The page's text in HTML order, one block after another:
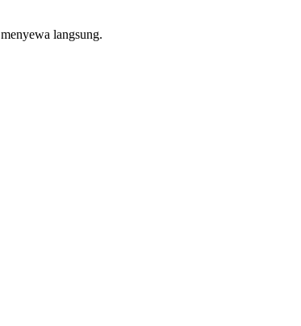
langsung.